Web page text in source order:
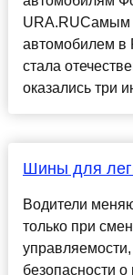
URA.RUСамым
автомобилем в
стала
оказались три
Шины для
Водители
только при
безопасности